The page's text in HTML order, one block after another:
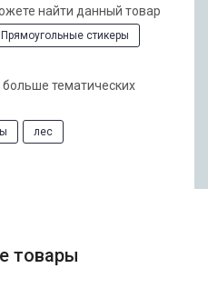
найти данный товар
Прямоугольные стикеры
тематических
лес
товары